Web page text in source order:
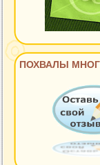
ПОХВАЛЫ